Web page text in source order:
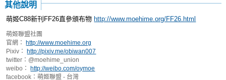
其他說明
萌姬C88新刊FF26直參頒布物 http://www.moehime.org/FF26.html
萌姬聯盟社團
官網： http://www.moehime.org
Pixiv： http://pixiv.me/obiwan007
twitter：@moehime_union
weibo： http://weibo.com/oymoe
facebook：萌姬聯盟 - 台灣